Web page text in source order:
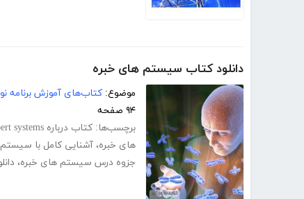
دانلود کتاب سیستم های خبره
موضوع: کتاب‌های آموزش برنامه
۹۴ صفحه
برچسب‌ها: کتاب درباره expert systems
های خبره، آشنایی کامل با
جزوه درس سیستم های خبره،